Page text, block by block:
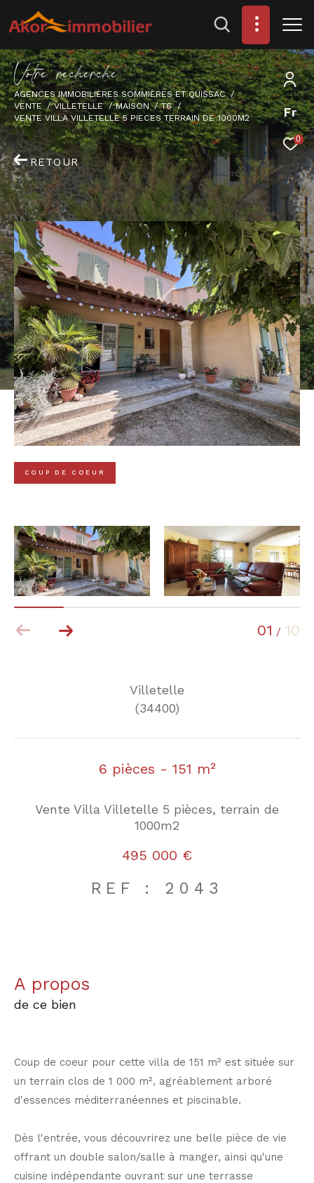
Fr
0
Votre recherche
AGENCES IMMOBILIÈRES SOMMIÈRES ET QUISSAC
VENTE
VILLETELLE MAISON
T6
VENTE VILLA VILLETELLE 5 PIECES TERRAIN DE 1000M2
RETOUR
COUP DE COEUR
01 / 10
Villetelle
(34400)
6 pièces - 151 m²
Vente Villa Villetelle 5 pièces, terrain de
1000m2
495 000 €
REF : 2043
a propos
de ce bien
Coup de coeur pour cette villa de 151 m² est située sur
un terrain clos de 1 000 m², agréablement arboré
d'essences méditerranéennes et piscinable.
Dès l'entrée, vous découvrirez une belle pièce de vie
offrant un double salon/salle à manger, ainsi qu'une
cuisine indépendante ouvrant sur une terrasse